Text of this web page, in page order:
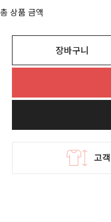
총 상품 금액
장바구니